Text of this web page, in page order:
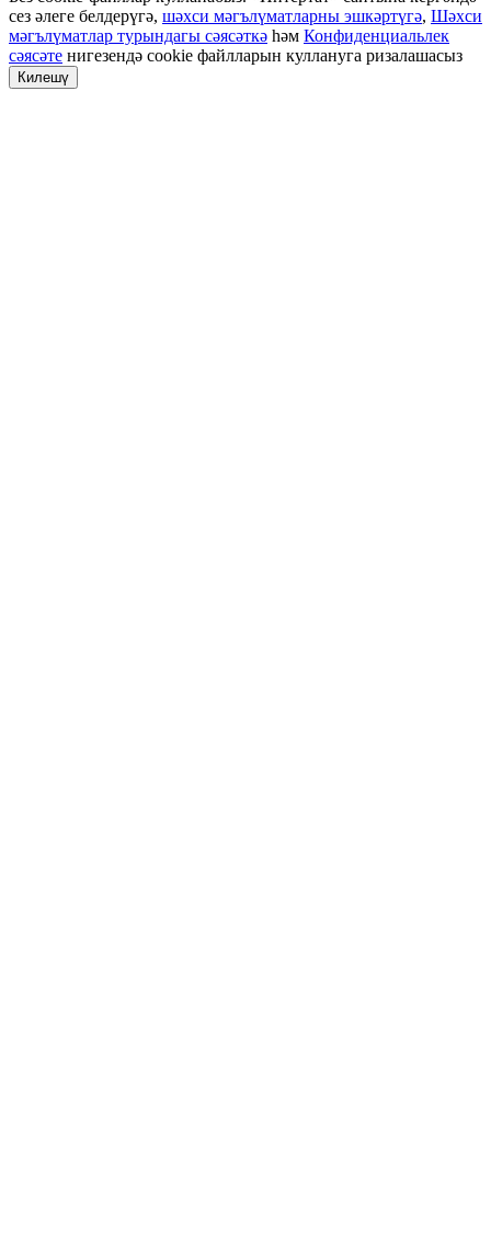
сез әлеге белдерүгә, шәхси мәгълүматларны эшкәртүгә, Шәхси
мәгълүматлар турындагы сәясәткә һәм Конфиденциальлек
сәясәте нигезендә cookie файлларын куллануга ризалашасыз
Килешү